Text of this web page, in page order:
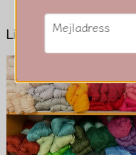
Liknande produkter
Namn
email
Mejladress
Ja, ni får
email
Mejladress